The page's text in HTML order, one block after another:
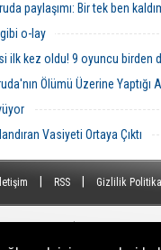
paylaşımı: Bir tek ben
gibi o-lay
ilk kez oldu! 9 oyuncu birden
Ölümü Üzerine
Vasiyeti Ortaya Çıktı
RSS Gizlilik